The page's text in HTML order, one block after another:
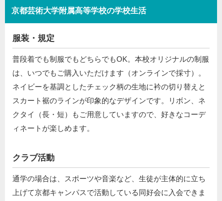
京都芸術大学附属高等学校の学校生活
服装・規定
普段着でも制服でもどちらでもOK。本校オリジナルの制服
は、いつでもご購入いただけます（オンラインで採寸）。
ネイビーを基調としたチェック柄の生地に衿の切り替えと
スカート裾のラインが印象的なデザインです。リボン、ネ
クタイ（長・短）もご用意していますので、好きなコーデ
ィネートが楽しめます。
クラブ活動
通学の場合は、スポーツや音楽など、生徒が主体的に立ち
上げて京都キャンパスで活動している同好会に入会できま